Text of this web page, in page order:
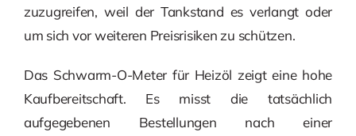
zuzugreifen, weil der Tankstand es verlangt oder
um sich vor weiteren Preisrisiken zu schützen.
Das Schwarm-O-Meter für Heizöl zeigt eine hohe
Kaufbereitschaft. Es misst die tatsächlich
aufgegebenen Bestellungen nach einer